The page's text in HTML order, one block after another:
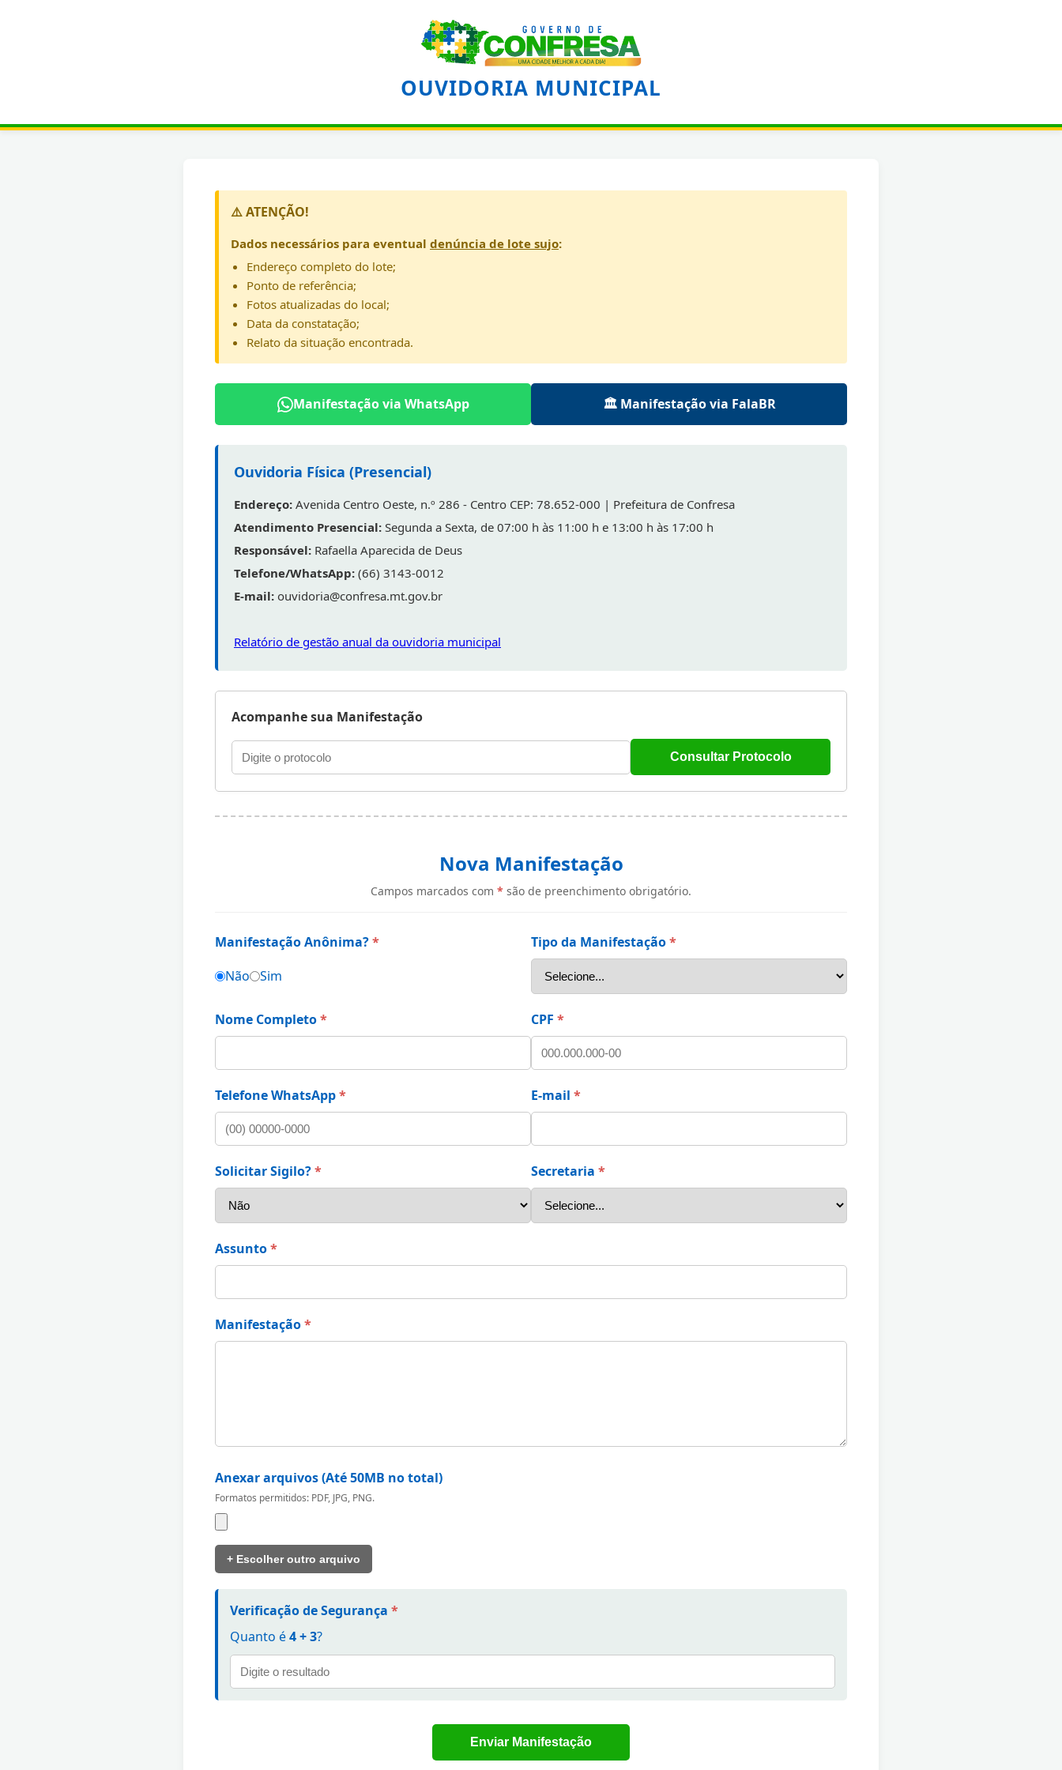
OUVIDORIA MUNICIPAL
⚠️ ATENÇÃO!
Dados necessários para eventual denúncia de lote sujo:
Endereço completo do lote;
Ponto de referência;
Fotos atualizadas do local;
Data da constatação;
Relato da situação encontrada.
Manifestação via WhatsApp 🏛️ Manifestação via FalaBR
Ouvidoria Física (Presencial)
Endereço: Avenida Centro Oeste, n.º 286 - Centro CEP: 78.652-000 | Prefeitura de Confresa
Atendimento Presencial: Segunda a Sexta, de 07:00 h às 11:00 h e 13:00 h às 17:00 h
Responsável: Rafaella Aparecida de Deus
Telefone/WhatsApp: (66) 3143-0012
E-mail: ouvidoria@confresa.mt.gov.br
Relatório de gestão anual da ouvidoria municipal
Acompanhe sua Manifestação
Consultar Protocolo
Nova Manifestação
Campos marcados com * são de preenchimento obrigatório.
Manifestação Anônima?*
Não
Sim
Tipo da Manifestação*
Nome Completo* CPF *
Telefone WhatsApp* E-mail *
Solicitar Sigilo?* Secretaria *
Assunto*
Manifestação*
Anexar arquivos (Até 50MB no total)
Formatos permitidos: PDF, JPG, PNG.
+ Escolher outro arquivo
Verificação de Segurança *
Quanto é4 + 3?
Enviar Manifestação